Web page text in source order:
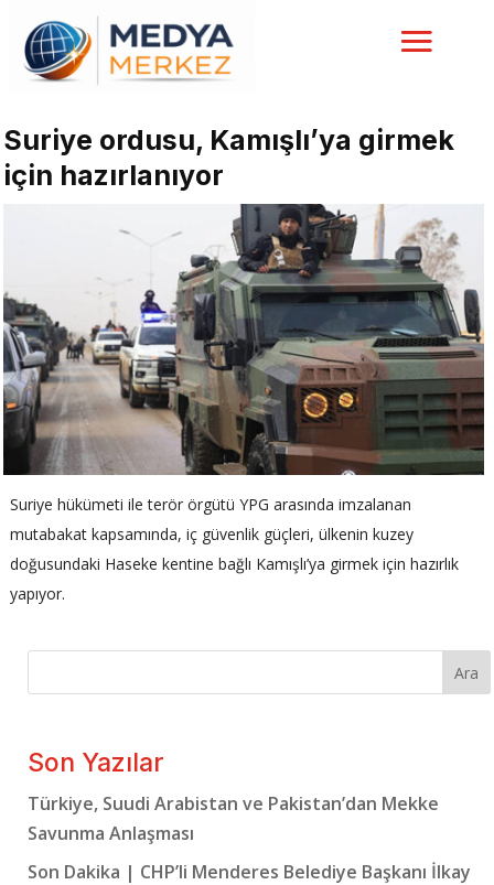
Suriye ordusu, Kamışlı’ya girmek
için hazırlanıyor
Suriye hükümeti ile terör örgütü YPG arasında imzalanan
mutabakat kapsamında, iç güvenlik güçleri, ülkenin kuzey
doğusundaki Haseke kentine bağlı Kamışlı’ya girmek için hazırlık
yapıyor.
Ara
Son Yazılar
Türkiye, Suudi Arabistan ve Pakistan’dan Mekke
Savunma Anlaşması
Son Dakika | CHP’li Menderes Belediye Başkanı İlkay